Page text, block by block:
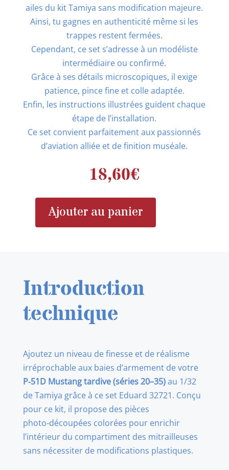
ailes du kit Tamiya sans modification majeure.
Ainsi, tu gagnes en authenticité même si les
trappes restent fermées.
Cependant, ce set s’adresse à un modéliste
intermédiaire ou confirmé.
Grâce à ses détails microscopiques, il exige
patience, pince fine et colle adaptée.
Enfin, les instructions illustrées guident chaque
étape de l’installation.
Ce set convient parfaitement aux passionnés
d’aviation alliée et de finition muséale.
18,60€
quantité
51D
BAY
(TAMIYA)
Ajouter au panier
Introduction
technique
Ajoutez un niveau de finesse et de réalisme
irréprochable aux baies d’armement de votre
P‑51D Mustang tardive (séries 20–35)au 1/32
de Tamiya grâce à ce set Eduard 32721. Conçu
pour ce kit, il propose des pièces
photo‑découpées colorées pour enrichir
l’intérieur du compartiment des mitrailleuses
sans nécessiter de modifications plastiques.